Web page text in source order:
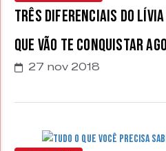
Três diferenciais do
que vão te conquistar
27 nov 2018